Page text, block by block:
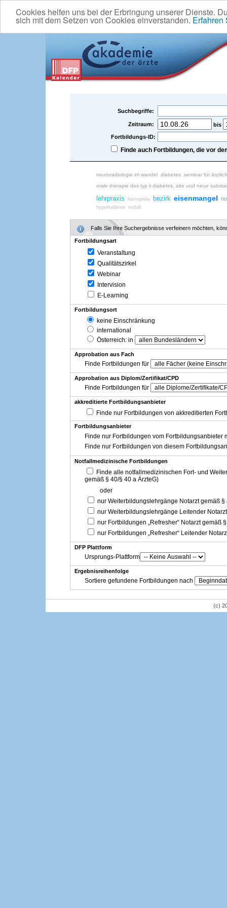
Cookies helfen uns bei der Erbringung unserer Dienste.
sich mit dem Setzen von Cookies einverstanden. Erfahren
Suchbegriffe:
Zeitraum:
bis
Fortbildungs-ID:
Finde auch Fortbildungen, die vor
neuroradiologie im wandel diabetes seminar für
orale therapie des typ ii diabetes, alte und neue
lehrpraxis hämophilie bezirk eisenmangel
hyperkaliämie notfall
Falls Sie Ihre Suchergebnisse verfeinern möchten,
Fortbildungsart
Veranstaltung
Qualitätszirkel
Webinar
Intervision
E-Learning
Fortbildungsort
keine Einschränkung
international
Österreich: in
Approbation aus Fach
Finde Fortbildungen für
Approbation aus Diplom/Zertifikat/CPD
Finde Fortbildungen für
akkreditierte Fortbildungsanbieter
Finde nur Fortbildungen von akkreditierten
Fortbildungsanbieter
Finde nur Fortbildungen vom Fortbildungsanbieter
Finde nur Fortbildungen von diesem
Notfallmedizinische Fortbildungen
Finde alle notfallmedizinischen Fort- und
gemäß § 40/§ 40 a ÄrzteG)
oder
nur Weiterbildungslehrgänge Notarzt gemäß §
nur Weiterbildungslehrgänge Leitender
nur Fortbildungen „Refresher“ Notarzt gemäß
nur Fortbildungen „Refresher“ Leitender
DFP Plattform
Ursprungs-Plattform
Ergebnisreihenfolge
Sortiere gefundene Fortbildungen nach
(c)